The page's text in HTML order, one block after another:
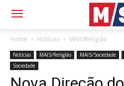
Home Notícias MAIS/Religião
Notícias MAIS/Religião MAIS/Sociedade
Sociedade